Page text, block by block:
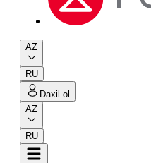
AZ
RU
Daxil ol
AZ
RU